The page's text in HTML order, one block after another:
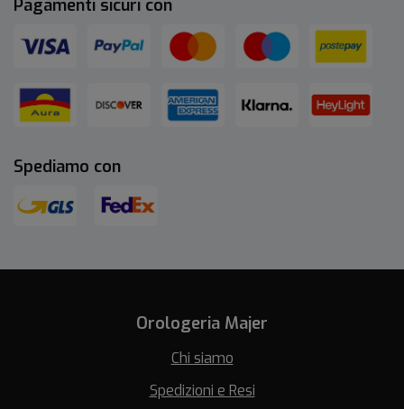
Pagamenti sicuri con
Spediamo con
Orologeria Majer
Chi siamo
Spedizioni e Resi